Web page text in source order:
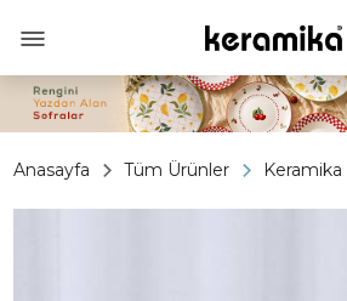
Anasayfa Tüm Ürünler Keramika